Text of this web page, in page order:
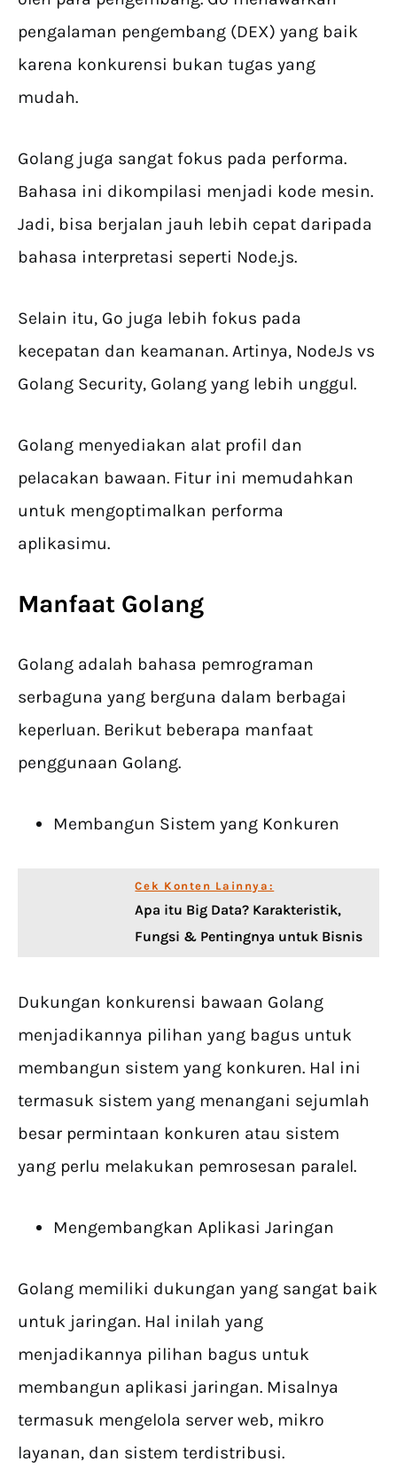
pengalaman pengembang (DEX) yang baik
karena konkurensi bukan tugas yang
mudah.
Golang juga sangat fokus pada performa.
Bahasa ini dikompilasi menjadi kode mesin.
Jadi, bisa berjalan jauh lebih cepat daripada
bahasa interpretasi seperti Node.js.
Selain itu, Go juga lebih fokus pada
kecepatan dan keamanan. Artinya, NodeJs vs
Golang Security, Golang yang lebih unggul.
Golang menyediakan alat profil dan
pelacakan bawaan. Fitur ini memudahkan
untuk mengoptimalkan performa
aplikasimu.
Manfaat Golang
Golang adalah bahasa pemrograman
serbaguna yang berguna dalam berbagai
keperluan. Berikut beberapa manfaat
penggunaan Golang.
Membangun Sistem yang Konkuren
Cek Konten Lainnya:
Apa itu Big Data? Karakteristik,
Fungsi & Pentingnya untuk Bisnis
Dukungan konkurensi bawaan Golang
menjadikannya pilihan yang bagus untuk
membangun sistem yang konkuren. Hal ini
termasuk sistem yang menangani sejumlah
besar permintaan konkuren atau sistem
yang perlu melakukan pemrosesan paralel.
Mengembangkan Aplikasi Jaringan
Golang memiliki dukungan yang sangat baik
untuk jaringan. Hal inilah yang
menjadikannya pilihan bagus untuk
membangun aplikasi jaringan. Misalnya
termasuk mengelola server web, mikro
layanan, dan sistem terdistribusi.